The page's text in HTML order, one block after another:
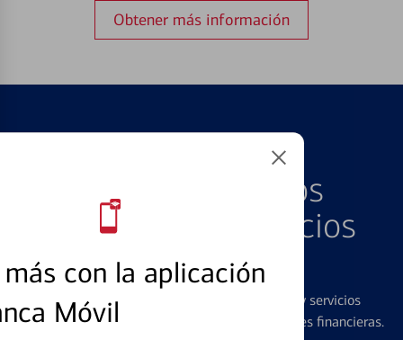
con la aplicación
Móvil
Obtener más información
PRODUCTOS DESTACADOS
Explore Nuestros
Productos y Servicios
Destacados
Ofrecemos una amplia gama de productos y servicios
diseñados para ayudar con todas sus necesidades financieras.